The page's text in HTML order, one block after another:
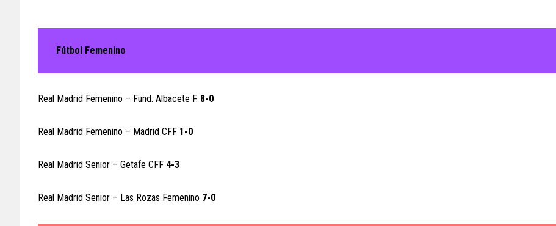
Fútbol Femenino
Real Madrid Femenino – Fund. Albacete F. 8-0
Real Madrid Femenino – Madrid CFF 1-0
Real Madrid Senior – Getafe CFF 4-3
Real Madrid Senior – Las Rozas Femenino 7-0